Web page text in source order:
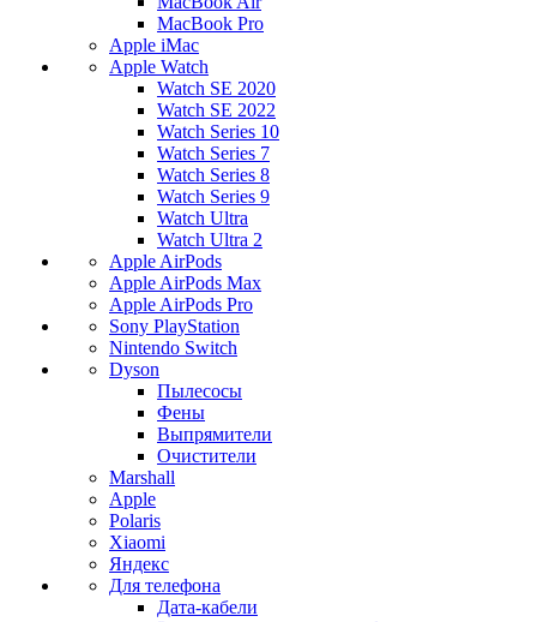
MacBook Pro
Apple iMac
Apple Watch
Watch SE 2020
Watch SE 2022
Watch Series 10
Watch Series 7
Watch Series 8
Watch Series 9
Watch Ultra
Watch Ultra 2
Apple AirPods
Apple AirPods Max
Apple AirPods Pro
Sony PlayStation
Nintendo Switch
Dyson
Пылесосы
Фены
Выпрямители
Очистители
Marshall
Apple
Polaris
Xiaomi
Яндекс
Для телефона
Дата-кабели